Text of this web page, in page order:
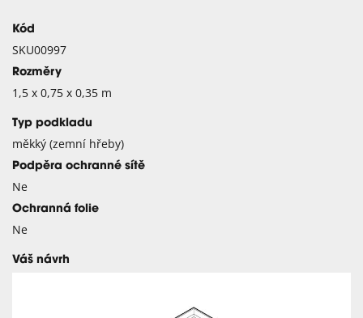
Kód
SKU00997
Rozměry
1,5 x 0,75 x 0,35 m
Typ podkladu
měkký (zemní hřeby)
Podpěra ochranné sítě
Ne
Ochranná folie
Ne
Váš návrh